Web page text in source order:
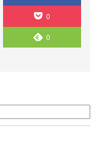
0
0